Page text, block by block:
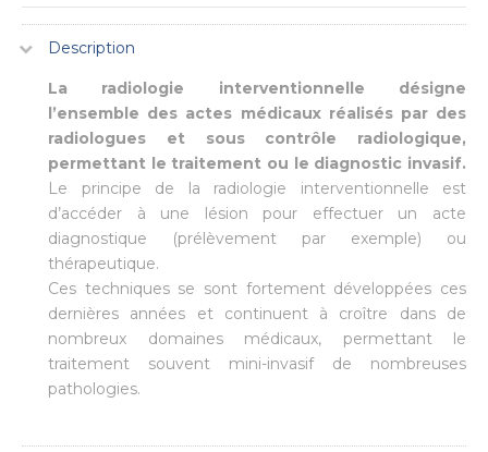
Description
La radiologie interventionnelle désigne
l’ensemble des actes médicaux réalisés par des
radiologues et sous contrôle radiologique,
permettant le traitement ou le diagnostic invasif.
Le principe de la radiologie interventionnelle est
d’accéder à une lésion pour effectuer un acte
diagnostique (prélèvement par exemple) ou
thérapeutique.
Ces techniques se sont fortement développées ces
dernières années et continuent à croître dans de
nombreux domaines médicaux, permettant le
traitement souvent mini-invasif de nombreuses
pathologies.